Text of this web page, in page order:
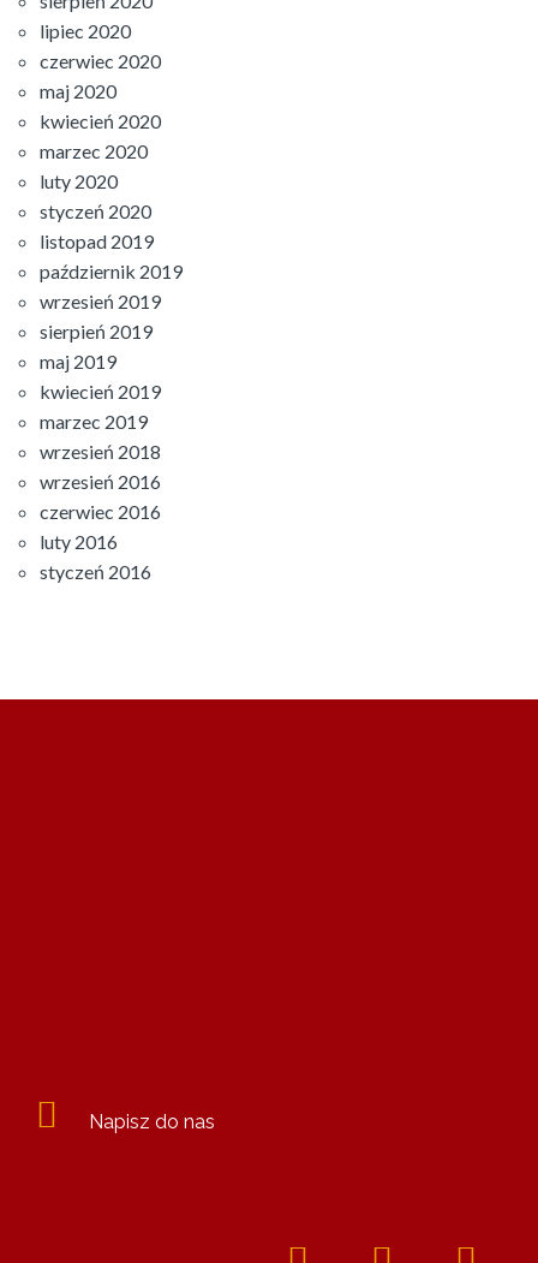
lipiec 2020
czerwiec 2020
maj 2020
kwiecień 2020
marzec 2020
luty 2020
styczeń 2020
listopad 2019
październik 2019
wrzesień 2019
sierpień 2019
maj 2019
kwiecień 2019
marzec 2019
wrzesień 2018
wrzesień 2016
czerwiec 2016
luty 2016
styczeń 2016
Napisz do nas